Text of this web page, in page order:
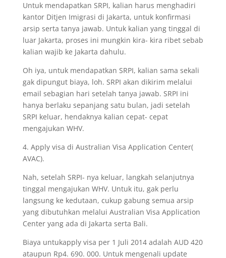
Untuk mendapatkan SRPI, kalian harus menghadiri
kantor Ditjen Imigrasi di Jakarta, untuk konfirmasi
arsip serta tanya jawab. Untuk kalian yang tinggal di
luar Jakarta, proses ini mungkin kira- kira ribet sebab
kalian wajib ke Jakarta dahulu.
Oh iya, untuk mendapatkan SRPI, kalian sama sekali
gak dipungut biaya, loh. SRPI akan dikirim melalui
email sebagian hari setelah tanya jawab. SRPI ini
hanya berlaku sepanjang satu bulan, jadi setelah
SRPI keluar, hendaknya kalian cepat- cepat
mengajukan WHV.
4. Apply visa di Australian Visa Application Center(
AVAC).
Nah, setelah SRPI- nya keluar, langkah selanjutnya
tinggal mengajukan WHV. Untuk itu, gak perlu
langsung ke kedutaan, cukup gabung semua arsip
yang dibutuhkan melalui Australian Visa Application
Center yang ada di Jakarta serta Bali.
Biaya untukapply visa per 1 Juli 2014 adalah AUD 420
ataupun Rp4. 690. 000. Untuk mengenali update